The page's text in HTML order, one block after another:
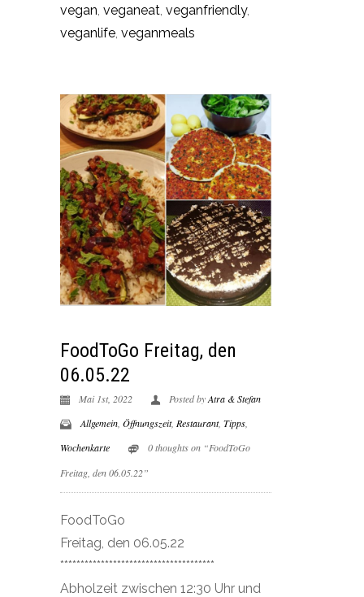
vegan, veganeat, veganfriendly,
veganlife, veganmeals
FoodToGo Freitag, den
06.05.22
Mai 1st, 2022 Posted byAtra & Stefan
Allgemein Öffnungszeit, Restaurant, Tipps
Wochenkarte
0 thoughts on “FoodToGo
Freitag, den 06.05.22”
FoodToGo
Freitag, den 06.05.22
**************************************
Abholzeit zwischen 12:30 Uhr und